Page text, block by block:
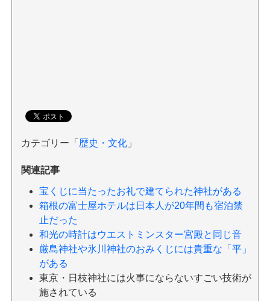
カテゴリー「 歴史・文化」
関連記事
宝くじに当たったお礼で建てられた神社がある
箱根の富士屋ホテルは日本人が20年間も宿泊禁
止だった
和光の時計はウエストミンスター宮殿と同じ音
厳島神社や氷川神社のおみくじには貴重な「平」
がある
東京・日枝神社には火事にならないすごい技術が
施されている